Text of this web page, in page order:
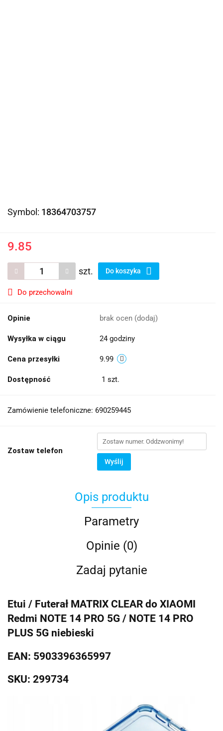
Symbol: 18364703757
9.85
szt. Do koszyka
Do przechowalni
Opinie brak ocen (dodaj)
Wysyłka w ciągu 24 godziny
Cena przesyłki 9.99
Dostępność 1 szt.
Zamówienie telefoniczne: 690259445
Zostaw telefon
Wyślij
Opis produktu
Parametry
Opinie (0)
Zadaj pytanie
Etui / Futerał MATRIX CLEAR do XIAOMI
Redmi NOTE 14 PRO 5G / NOTE 14 PRO
PLUS 5G niebieski
EAN: 5903396365997
SKU: 299734